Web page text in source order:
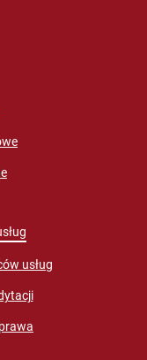
usług